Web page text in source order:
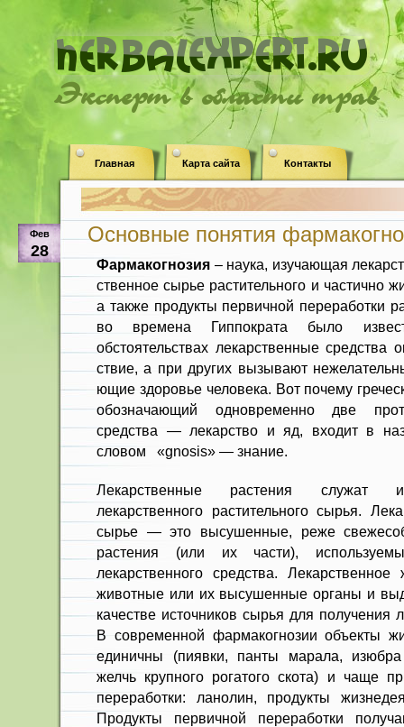
Эксперт в области трав
Главная Карта сайта Контакты
Фев
28
Основные понятия
Фармакогнозия – наука, изуча­ющая
ственное сырье растительного и частично
а также продукты первичной переработ­ки
во вре­мена Гиппократа было
обстоятельствах лекарствен­ные
ствие, а при других вызывают
ющие здоровье человека. Вот почему
обоз­начающий одновременно две
средства — лекар­ство и яд, входит в
словом «gnosis» — знание.
Лекарственные растения служат
лекарственного растительного сырья.
сырье — это высушенные, реже
растения (или их части),
лекарственного средства.
животные или их высушен­ные органы и
качестве источников сырья для полу­чения
В со­временной фармакогнозии объекты
единичны (пи­явки, панты марала,
желчь крупного рогатого скота) и чаще
переработки: ланолин, про­дукты
Продукты первичной переработки